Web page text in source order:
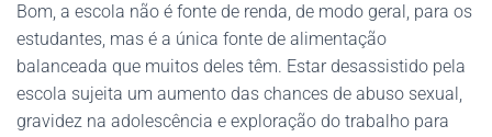
Bom, a escola não é fonte de renda, de modo geral, para os
estudantes, mas é a única fonte de alimentação
balanceada que muitos deles têm. Estar desassistido pela
escola sujeita um aumento das chances de abuso sexual,
gravidez na adolescência e exploração do trabalho para